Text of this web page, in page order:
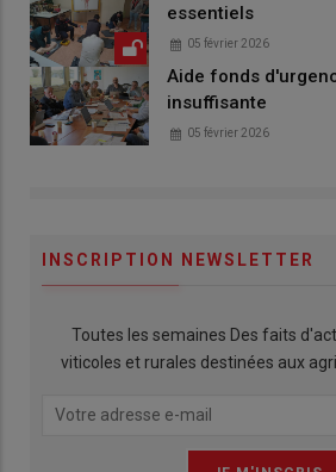
essentiels
05 février 2026
Aide fonds
insuffisante
05 février 2026
INSCRIPTION NEWSLETTER
Toutes les semaines Des faits
viticoles et rurales destinées aux